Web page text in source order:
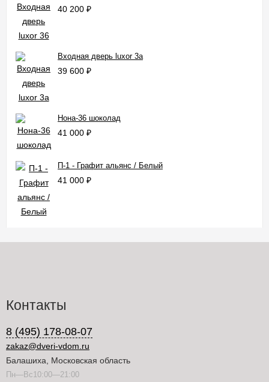
40 200 ₽
Входная дверь luxor 3a
39 600 ₽
Нона-36 шоколад
41 000 ₽
П-1 - Графит альянс / Белый
41 000 ₽
Контакты
8 (495) 178-08-07
zakaz@dveri-vdom.ru
Балашиха, Московская область
Пн—Вс10:00—21:00